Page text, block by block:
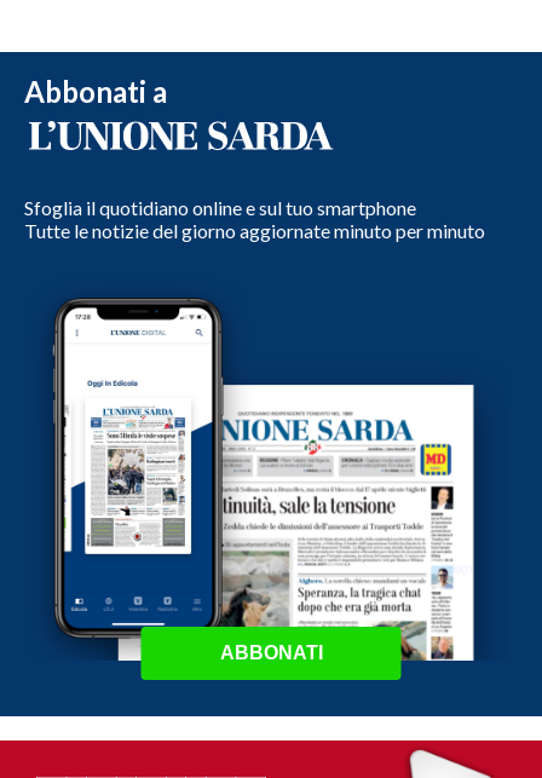
Abbonati a
Sfoglia il quotidiano online e sul tuo smartphone
Tutte le notizie del giorno aggiornate minuto per minuto
ABBONATI